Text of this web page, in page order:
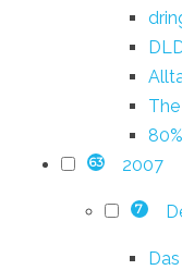
63 2007
7